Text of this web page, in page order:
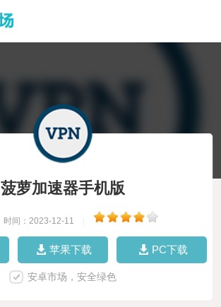
菠萝加速器手机版
时间：2023-12-11
苹果下载 PC下载
安卓市场，安全绿色